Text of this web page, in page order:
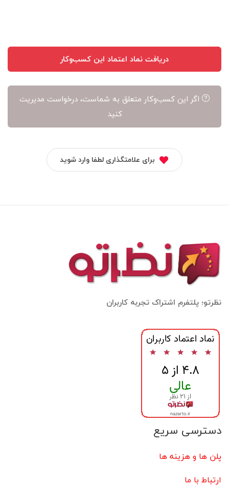
دریافت نماد اعتماد این کسب‌وکار
اگر این کسب‌وکار متعلق به شماست، درخواست مدیریت
کنید
برای علامتگذاری لطفا وارد شوید
نظرتو؛ پلتفرم اشتراک تجربه کاربران
دسترسی سریع
پلن ها و هزینه ها
ارتباط با ما